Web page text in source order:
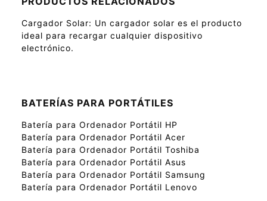
Cargador Solar: Un cargador solar es el producto
ideal para recargar cualquier dispositivo
electrónico.
BATERÍAS PARA PORTÁTILES
Batería para Ordenador Portátil HP
Batería para Ordenador Portátil Acer
Batería para Ordenador Portátil Toshiba
Batería para Ordenador Portátil Asus
Batería para Ordenador Portátil Samsung
Batería para Ordenador Portátil Lenovo